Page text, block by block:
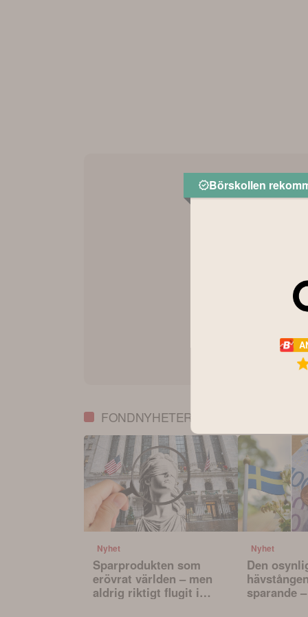
FONDNYHETER
Nyhet
Sparprodukten som
erövrat världen – men
aldrig riktigt flugit i
Nyhet
Den
sparande
Börskollen